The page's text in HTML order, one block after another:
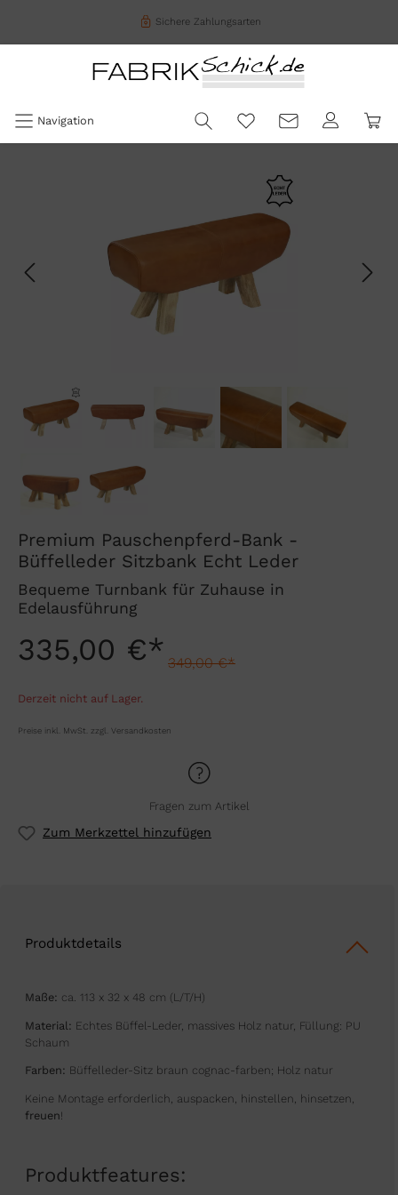
Sichere Zahlungsarten
Navigation
Premium Pauschenpferd-Bank -
Büffelleder Sitzbank Echt Leder
Bequeme Turnbank für Zuhause in
Edelausführung
335,00 €* 349,00 €*
Derzeit nicht auf Lager.
Preise inkl. MwSt. zzgl. Versandkosten
Fragen zum Artikel
Zum Merkzettel hinzufügen
Produktdetails
Maße: ca. 113 x 32 x 48 cm (L/T/H)
Material: Echtes Büffel-Leder, massives Holz natur, Füllung: PU
Schaum
Farben: Büffelleder-Sitz braun cognac-farben; Holz natur
Keine Montage erforderlich, auspacken, hinstellen, hinsetzen,
freuen!
Produktfeatures: